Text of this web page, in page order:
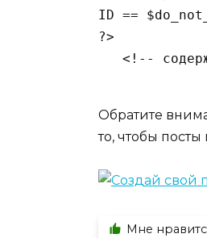
ID ==
?>
<!--
Обратите
то, чтобы
Мне